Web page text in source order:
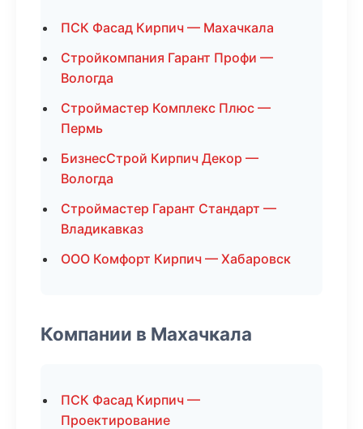
ПСК Фасад Кирпич — Махачкала
Стройкомпания Гарант Профи —
Вологда
Строймастер Комплекс Плюс —
Пермь
БизнесСтрой Кирпич Декор —
Вологда
Строймастер Гарант Стандарт —
Владикавказ
ООО Комфорт Кирпич — Хабаровск
Компании в Махачкала
ПСК Фасад Кирпич —
Проектирование